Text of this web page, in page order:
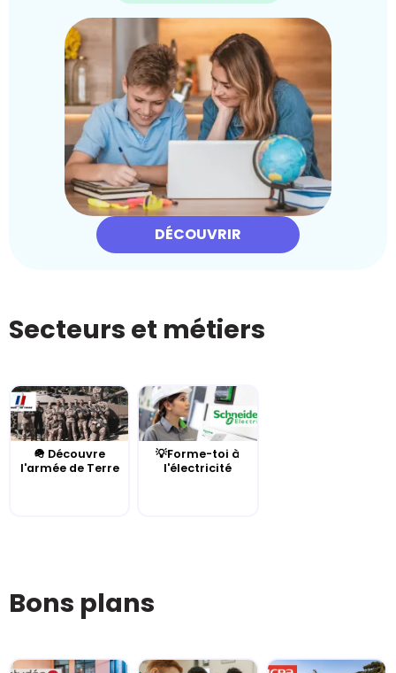
DÉCOUVRIR
Secteurs et métiers
🪖 Découvre
l'armée de Terre
💡Forme-toi à
l'électricité
Bons plans